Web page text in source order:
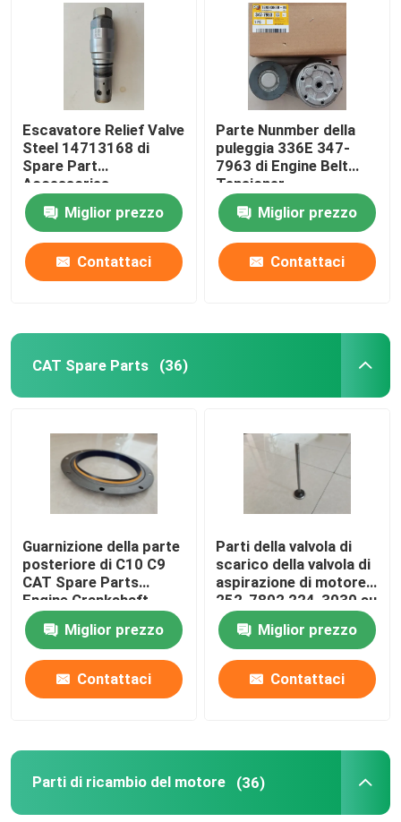
Prodotti
Video
Circa noi
Controllo di qualità
Escavatore Relief Valve
Steel 14713168 di
Spare Part
Accessories
dell'escavatore di
E350DMiglior prezzo
Contattaci
Parte Nunmber della
puleggia 336E 347-
7963 di Engine Belt
Tensioner
dell'escavatore
Miglior prezzo
Contattaci
CAT Spare Parts (36)
Guarnizione della parte
posteriore di C10 C9
CAT Spare Parts
Engine Crankshaft
533-2152 226-4757
2264757Miglior prezzo
Contattaci
Parti della valvola di
scarico della valvola di
aspirazione di motore
252-7802 224-3030 su
misura
Miglior prezzo
Contattaci
Parti di ricambio del motore (36)